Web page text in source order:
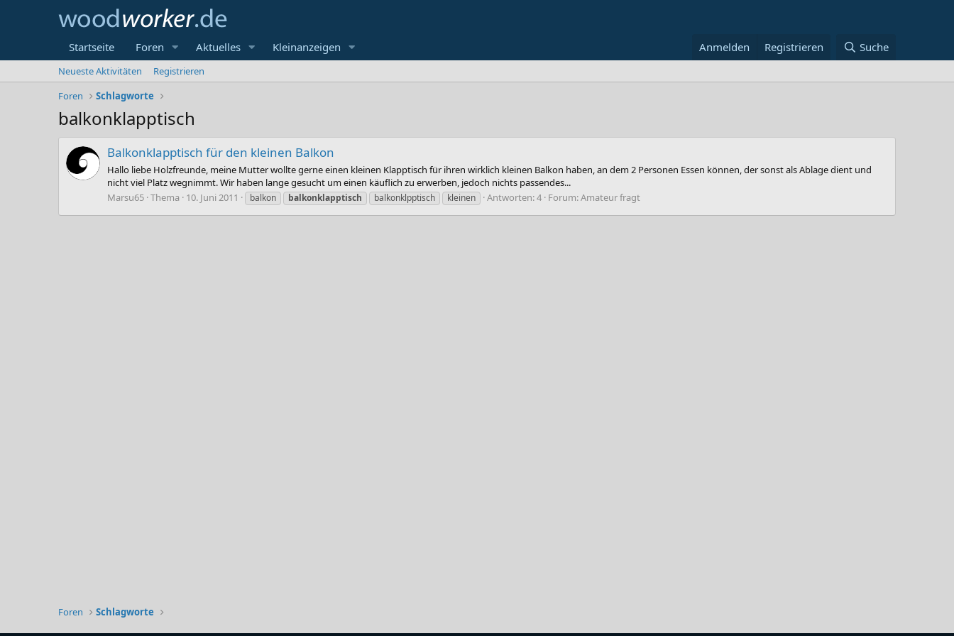
Startseite Foren Aktuelles Kleinanzeigen Anmelden Registrieren Suche
Neueste Aktivitäten
Registrieren
Foren
Schlagworte
balkonklapptisch
Balkonklapptisch für den kleinen Balkon
Hallo liebe Holzfreunde, meine Mutter wollte gerne einen kleinen Klapptisch für ihren wirklich kleinen Balkon haben, an dem 2 Personen Essen können, der sonst als Ablage dient und
nicht viel Platz wegnimmt. Wir haben lange gesucht um einen käuflich zu erwerben, jedoch nichts passendes...
Marsu65 Thema 10. Juni 2011 balkon balkonklapptisch balkonklpptisch kleinen Antworten: 4 Forum:Amateur fragt
Foren Schlagworte